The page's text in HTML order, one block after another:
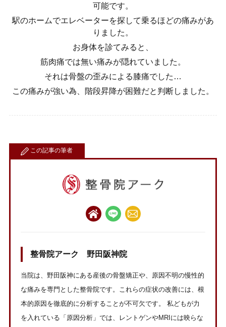
可能です。
駅のホームでエレベーターを探して乗るほどの痛みがあ
りました。
お身体を診てみると、
筋肉痛では無い痛みが隠れていました。
それは骨盤の歪みによる膝痛でした…
この痛みが強い為、階段昇降が困難だと判断しました。
この記事の筆者
整骨院アーク 野田阪神院
当院は、野田阪神にある産後の骨盤矯正や、原因不明の慢性的
な痛みを専門とした整骨院です。これらの症状の改善には、根
本的原因を徹底的に分析することが不可欠です。 私どもが力
を入れている「原因分析」では、レントゲンやMRIには映らな